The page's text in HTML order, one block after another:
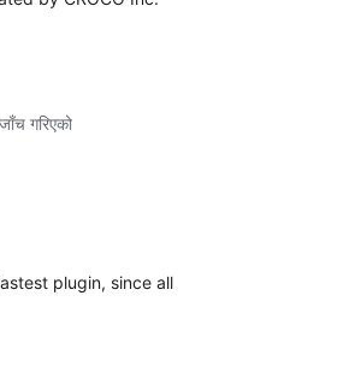
गरिएको
plugin, since all